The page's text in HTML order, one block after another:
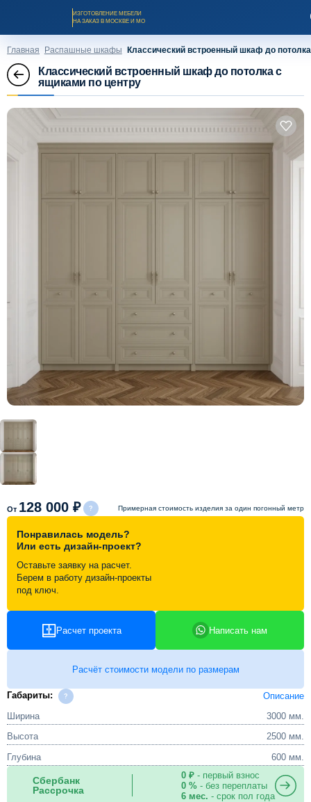
ИЗГОТОВЛЕНИЕ МЕБЕЛИ
НА ЗАКАЗ В МОСКВЕ И МО
Заказать звонок
Рассрочка и кредит
Акции и скидки
Портфолио
Видеоотзывы
Контакты
Главная Распашные шкафы Классический встроенный шкаф до
Классический встроенный шкаф до потолка с
ящиками по центру
От 128 000 ₽ Примерная стоимость изделия за один погонный метр
Понравилась модель?
Или есть дизайн-проект?
Оставьте заявку на расчет.
Берем в работу дизайн-проекты
под ключ.
Расчет проекта Написать нам
Расчёт стоимости модели по размерам
Габариты:
Описание
Ширина
3000 мм.
Высота
2500 мм.
Глубина
600 мм.
Сбербанк
Рассрочка
0 ₽- первый взнос
0 %- без переплаты
6 мес. - срок пол года